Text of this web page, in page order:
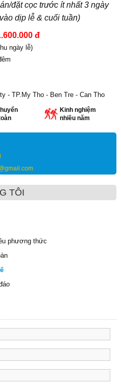
đặt cọc trước ít nhất 3 ngày
dịp lễ & cuối tuần)
đ
ngày lễ)
- TP.My Tho - Ben Tre - Can Tho
Kinh nghiệm
nhiều năm
TÔI
phương thức